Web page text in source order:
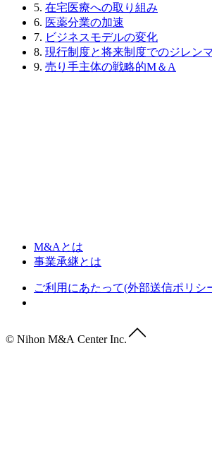
5. 在宅医療への取り組み
6. 医薬分業の加速
7. ビジネスモデルの変化
8. 現行制度と将来制度でのジレン
9. 売り手主体の戦略的M＆A
M&Aとは
事業承継とは
ご利用にあたって(外部送信ポリシ
© Nihon M&A Center Inc.